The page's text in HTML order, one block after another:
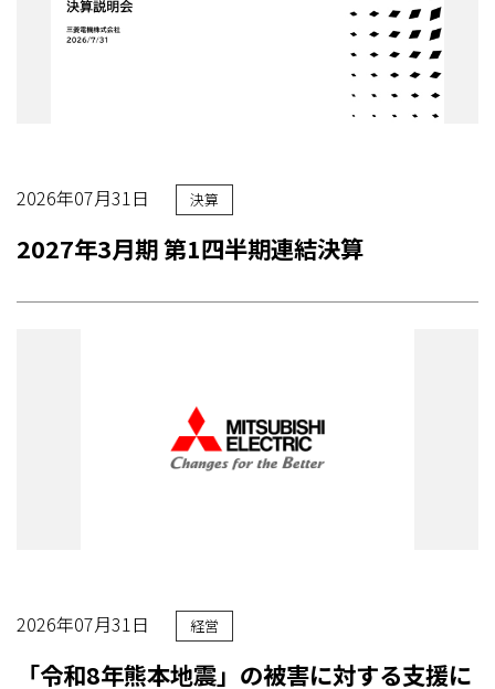
2026年07月31日 決算
2027年3月期 第1四半期連結決算
2026年07月31日 経営
「令和8年熊本地震」の被害に対する支援に